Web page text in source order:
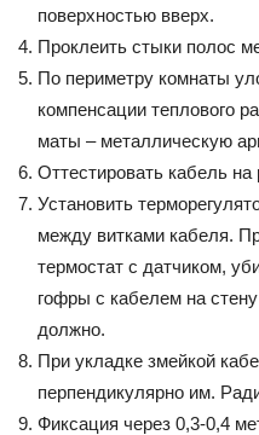
поверхностью вверх.
Проклеить стыки полос
По периметру комнаты
компенсации теплового
маты – металлическую
Оттестировать кабель на
Установить
между витками кабеля.
термостат с датчиком,
гофры с кабелем на
должно.
При укладке змейкой
перпендикулярно им.
Фиксация через 0,3-0,4